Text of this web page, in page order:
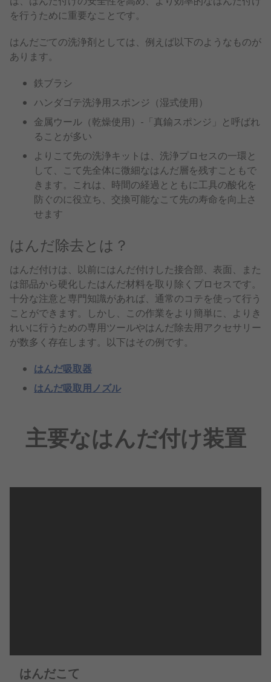
を行うために重要なことです。
はんだごての洗浄剤としては、例えば以下のようなものが
あります。
鉄ブラシ
ハンダゴテ洗浄用スポンジ（湿式使用）
金属ウール（乾燥使用）-「真鍮スポンジ」と呼ばれ
ることが多い
よりこて先の洗浄キットは、洗浄プロセスの一環と
して、こて先全体に微細なはんだ層を残すこともで
きます。これは、時間の経過とともに工具の酸化を
防ぐのに役立ち、交換可能なこて先の寿命を向上さ
せます
はんだ除去とは？
はんだ付けは、以前にはんだ付けした接合部、表面、また
は部品から硬化したはんだ材料を取り除くプロセスです。
十分な注意と専門知識があれば、通常のコテを使って行う
ことができます。しかし、この作業をより簡単に、よりき
れいに行うための専用ツールやはんだ除去用アクセサリー
が数多く存在します。以下はその例です。
はんだ吸取器
はんだ吸取用ノズル
主要なはんだ付け装置
はんだこて